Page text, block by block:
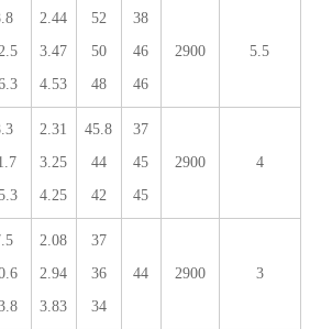
2.44
3.47
4.53
52
50
48
38
46
46
2900 5.5
2.31
3.25
4.25
45.8
44
42
37
45
45
2900 4
2.08
2.94
3.83
37
36
34
44 2900 3